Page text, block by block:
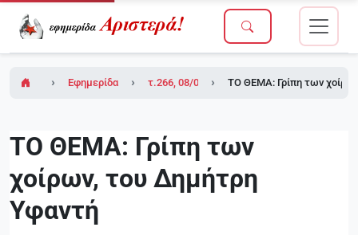
Εφημερίδα Αριστερά!τ.266, 08/05/2009ΤΟ ΘΕΜΑ: Γρίπη των
ΤΟ ΘΕΜΑ: Γρίπη των
χοίρων, του Δημήτρη
Υφαντή